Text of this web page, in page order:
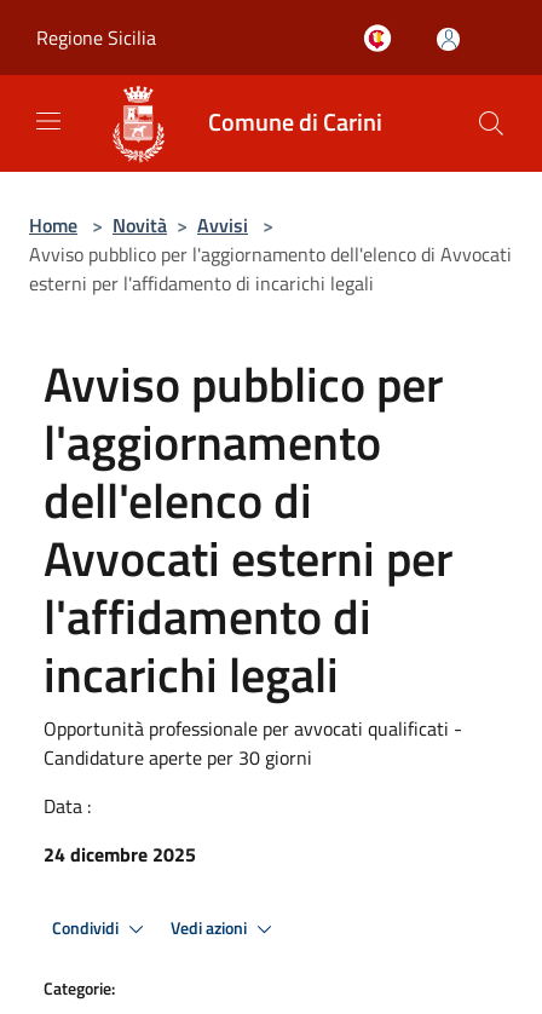
Regione Sicilia
Comune di Carini
Home > Novità > Avvisi >
Avviso pubblico per l'aggiornamento dell'elenco di Avvocati
esterni per l'affidamento di incarichi legali
Avviso pubblico per
l'aggiornamento
dell'elenco di
Avvocati esterni per
l'affidamento di
incarichi legali
Opportunità professionale per avvocati qualificati -
Candidature aperte per 30 giorni
Data :
24 dicembre 2025
Condividi Vedi azioni
Categorie: